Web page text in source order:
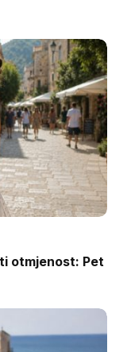
otmjenost: Pet